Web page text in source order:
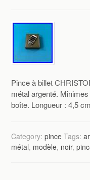
Pince à billet
métal argenté.
boîte. Longueur : 4,5
Category:pince Tags:
métal, modèle, noir,